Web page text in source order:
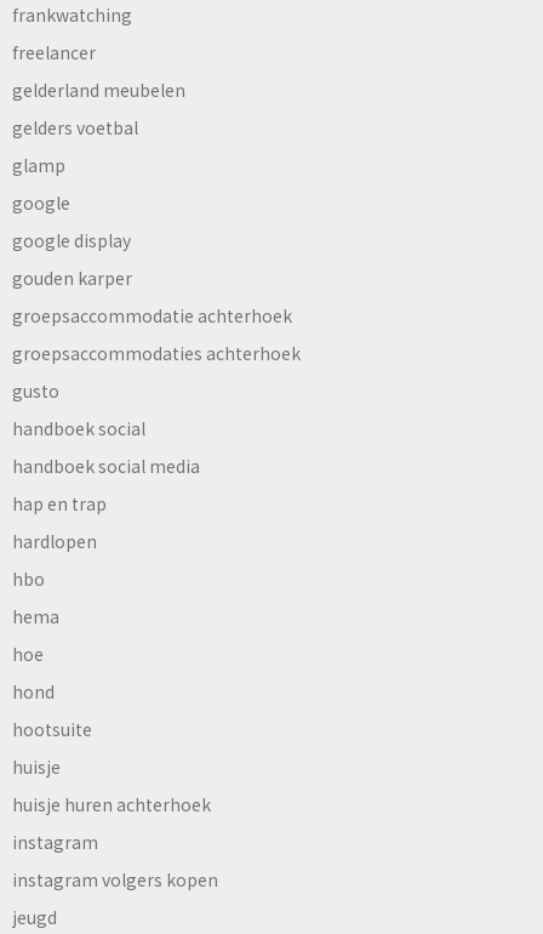
frankwatching
freelancer
gelderland meubelen
gelders voetbal
glamp
google
google display
gouden karper
groepsaccommodatie achterhoek
groepsaccommodaties achterhoek
gusto
handboek social
handboek social media
hap en trap
hardlopen
hbo
hema
hoe
hond
hootsuite
huisje
huisje huren achterhoek
instagram
instagram volgers kopen
jeugd